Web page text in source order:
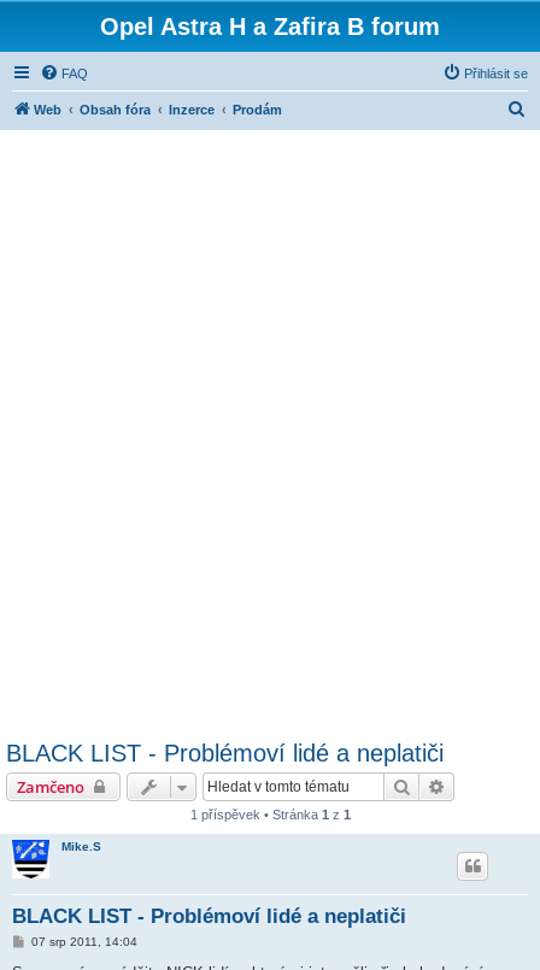
Opel Astra H a Zafira B forum
FAQ Přihlásit se
Web Obsah fóra Inzerce Prodám
BLACK LIST - Problémoví lidé a neplatiči
Zamčeno Hledat
1 příspěvek • Stránka 1 z 1
Mike.S
BLACK LIST - Problémoví lidé a neplatiči
P07 srp 2011, 14:04